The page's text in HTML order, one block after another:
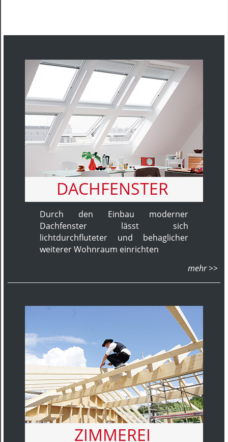
DACHFENSTER
Durch den Einbau moderner
Dachfenster lässt sich
lichtdurchfluteter und behaglicher
weiterer Wohnraum einrichten
ZIMMEREI